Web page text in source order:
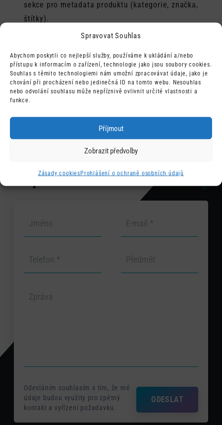
Spravovat Souhlas
Abychom poskytli co nejlepší služby, používáme k ukládání a/nebo
přístupu k informacím o zařízení, technologie jako jsou soubory cookies.
Souhlas s těmito technologiemi nám umožní zpracovávat údaje, jako je
chování při procházení nebo jedinečná ID na tomto webu. Nesouhlas
nebo odvolání souhlasu může nepříznivě ovlivnit určité vlastnosti a
funkce.
Příjmout
Zobrazit předvolby
Zásady cookiesProhlášení o ochraně osobních údajů
sekce pro metadata produktu (kategorie, značka,
štítky).
woocommerce_product_meta_end
woocommerce_after_single_product_summary– Po
shrnutí produktu (popis, recenze), před
souvisejícími produkty.
Zavolejte nebo
napište
Odesláním souhlasím s tím, že mé
údaje budou využity pro zpětný
kontakt a vyřízení požadavku.
ODESLAT